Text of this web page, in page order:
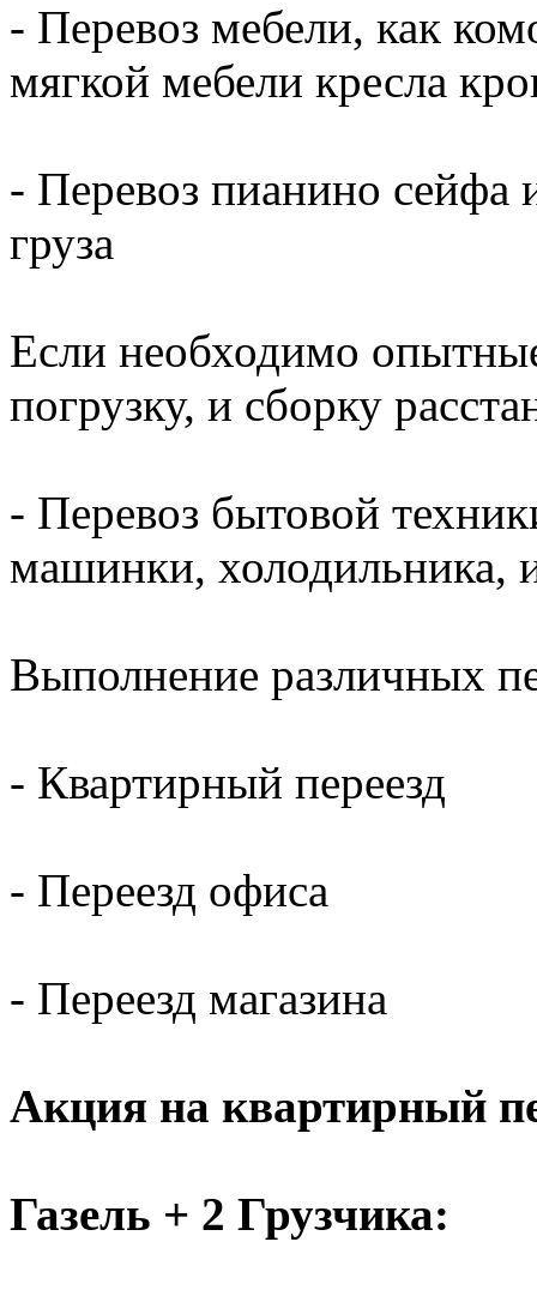
- Перевоз мебели, как
мягкой мебели кресла
- Перевоз пианино сейфа
груза
Если необходимо
погрузку, и сборку
- Перевоз бытовой
машинки, холодильника,
Выполнение различных
- Квартирный переезд
- Переезд офиса
- Переезд магазина
Акция на квартирный
Газель + 2 Грузчика: